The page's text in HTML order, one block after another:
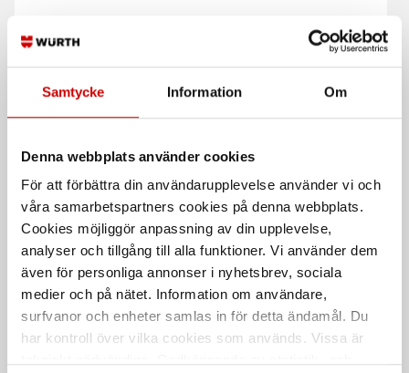
Samtycke Information Om
Denna webbplats använder cookies
För att förbättra din användarupplevelse använder vi och
våra samarbetspartners cookies på denna webbplats.
Cookies möjliggör anpassning av din upplevelse,
analyser och tillgång till alla funktioner. Vi använder dem
även för personliga annonser i nyhetsbrev, sociala
medier och på nätet. Information om användare,
surfvanor och enheter samlas in för detta ändamål. Du
har kontroll över vilka cookies som används. Vissa är
Säkerhetskniv Secumax
320
Martor knivblad
Hylsa 3/4" 50-68 mm
mm
Säkerhetskniv Secunorm
175